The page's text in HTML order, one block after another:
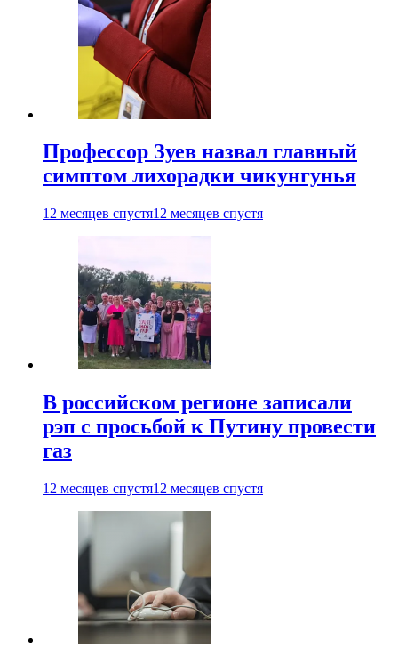
Профессор Зуев назвал главный
симптом лихорадки чикунгунья
12 месяцев спустя12 месяцев спустя
В российском регионе записали
рэп с просьбой к Путину провести
газ
12 месяцев спустя12 месяцев спустя